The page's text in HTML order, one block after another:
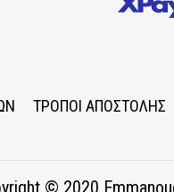
ΤΡΟΠΟΙ ΑΠΟΣΤΟΛΗΣ
© 2020